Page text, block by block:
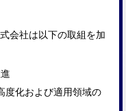
会社は以下の取組を加
度化および適用領域の